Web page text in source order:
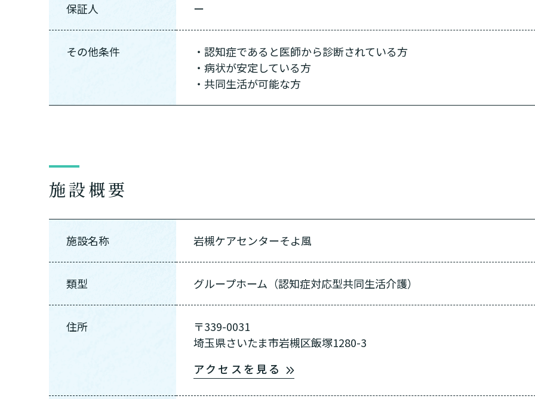
保証人 ー
その他条件
・認知症であると医師から診断されている方
・病状が安定している方
・共同生活が可能な方
施設概要
施設名称 岩槻ケアセンターそよ風
類型 グループホーム（認知症対応型共同生活介護）
住所
〒339-0031
埼玉県さいたま市岩槻区飯塚1280-3
アクセスを見る